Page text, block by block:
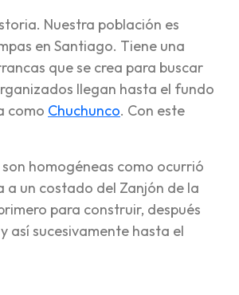
Nuestra población es
en Santiago. Tiene una
que se crea para buscar
llegan hasta el fundo
como Chuchunco. Con este
homogéneas como ocurrió
a un costado del Zanjón de la
para construir, después
así sucesivamente hasta el